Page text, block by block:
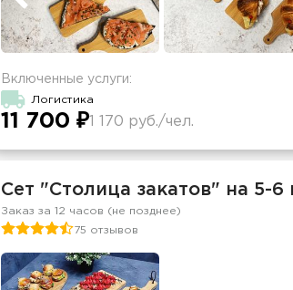
Включенные услуги:
Логистика
11 700 ₽1 170 руб./чел.
Сет "Столица закатов" на 5-6
Заказ за 12 часов (не позднее)
75 отзывов